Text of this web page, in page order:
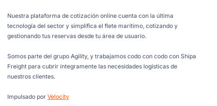
Nuestra plataforma de cotización online cuenta con la última
tecnología del sector y simplifica el flete marítimo, cotizando y
gestionando tus reservas desde tu área de usuario.
Somos parte del grupo Agility, y trabajamos codo con codo con Shipa
Freight para cubrir íntegramente las necesidades logísticas de
nuestros clientes.
Impulsado por Velocity